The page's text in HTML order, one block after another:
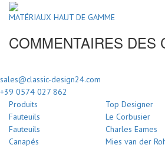
MATÉRIAUX HAUT DE GAMME
COMMENTAIRES DES
sales@classic-design24.com
+39 0574 027 862
Produits
Fauteuils
Fauteuils
Canapés
Top Designer
Le Corbusier
Charles Eames
Mies van der